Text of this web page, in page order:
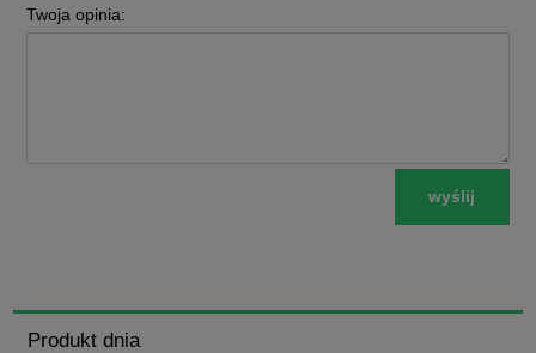
Twoja opinia:
wyślij
Produkt dnia